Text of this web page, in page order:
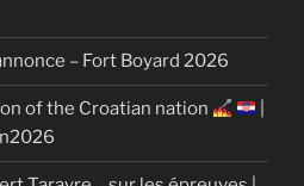
– Fort Boyard 2026
of the Croatian nation